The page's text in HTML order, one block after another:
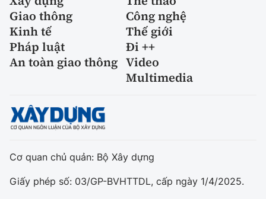
Giao thông
Công nghệ
Kinh tế
Thế giới
Pháp luật
Đi ++
An toàn giao thông Video
Multimedia
Cơ quan chủ quản: Bộ Xây dựng
Giấy phép số: 03/GP-BVHTTDL, cấp ngày 1/4/2025.